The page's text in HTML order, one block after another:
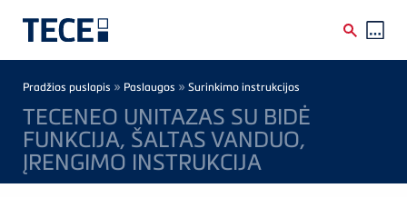
Breadcrumb
Pradžios puslapis » Paslaugos » Surinkimo instrukcijos
TECENEO UNITAZAS SU BIDĖ
FUNKCIJA, ŠALTAS VANDUO,
ĮRENGIMO INSTRUKCIJA